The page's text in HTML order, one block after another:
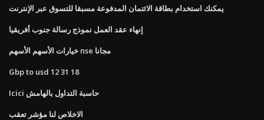
يمكنك استخدام بطاقة الائتمان المدفوعة مسبقا للتسوق عبر الإنترنت
إنهاء عقد العمل نموذج رسالة جنوب أفريقيا
خيارات الأسهم الأسهم nse مجانا
Gbp to usd 12 31 18
Icici حاسبة التداول بالهامش
الاخلاص لنا مؤشر تعقب